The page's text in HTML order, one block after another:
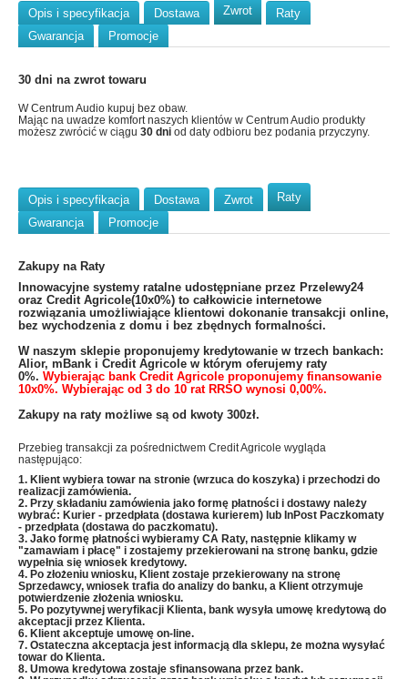
Opis i specyfikacja Dostawa Zwrot
Raty
Gwarancja
Promocje
30 dni na zwrot towaru
W Centrum Audio kupuj bez obaw.
Mając na uwadze komfort naszych klientów w Centrum Audio produkty
możesz zwrócić w ciągu 30 dni od daty odbioru bez podania przyczyny.
Opis i specyfikacja Dostawa Zwrot
Raty
Gwarancja
Promocje
Zakupy na Raty
​Innowacyjne systemy ratalne udostępniane przez Przelewy24
oraz Credit Agricole(10x0%) to całkowicie internetowe
rozwiązania umożliwiające klientowi dokonanie transakcji online,
bez wychodzenia z domu i bez zbędnych formalności.
W naszym sklepie proponujemy kredytowanie w trzech bankach:
Alior, mBank i Credit Agricole w którym oferujemy raty
0%. Wybierając bank Credit Agricole proponujemy finansowanie
10x0%. Wybierając od 3 do 10 rat RRSO wynosi 0,00%.
Zakupy na raty możliwe są od kwoty 300zł.
Przebieg transakcji za pośrednictwem Credit Agricole wygląda
następująco:
1. Klient wybiera towar na stronie (wrzuca do koszyka) i przechodzi do
realizacji zamówienia.
2. Przy składaniu zamówienia jako formę płatności i dostawy należy
wybrać: Kurier - przedpłata (dostawa kurierem) lub InPost Paczkomaty
- przedpłata (dostawa do paczkomatu).
3. Jako formę płatności wybieramy CA Raty, następnie klikamy w
"zamawiam i płacę" i zostajemy przekierowani na stronę banku, gdzie
wypełnia się wniosek kredytowy.
4. Po złożeniu wniosku, Klient zostaje przekierowany na stronę
Sprzedawcy, wniosek trafia do analizy do banku, a Klient otrzymuje
potwierdzenie złożenia wniosku.
5. Po pozytywnej weryfikacji Klienta, bank wysyła umowę kredytową do
akceptacji przez Klienta.
6. Klient akceptuje umowę on-line.
7. Ostateczna akceptacja jest informacją dla sklepu, że można wysyłać
towar do Klienta.
8. Umowa kredytowa zostaje sfinansowana przez bank.